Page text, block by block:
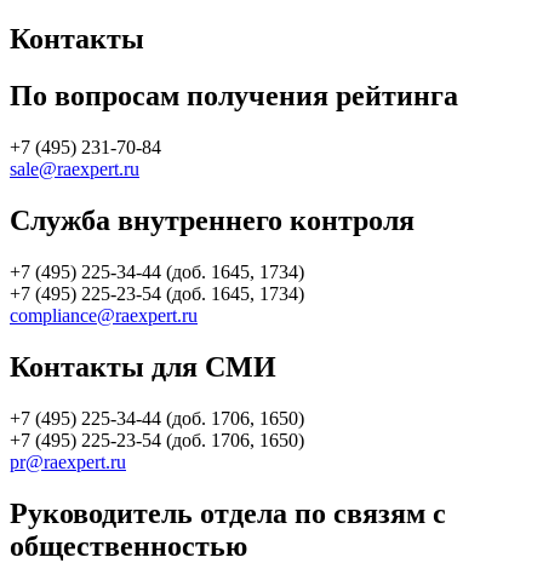
Контакты
По вопросам получения рейтинга
+7 (495) 231-70-84
sale@raexpert.ru
Служба внутреннего контроля
+7 (495) 225-34-44 (доб. 1645, 1734)
+7 (495) 225-23-54 (доб. 1645, 1734)
compliance@raexpert.ru
Контакты для СМИ
+7 (495) 225-34-44 (доб. 1706, 1650)
+7 (495) 225-23-54 (доб. 1706, 1650)
pr@raexpert.ru
Руководитель отдела по связям с
общественностью